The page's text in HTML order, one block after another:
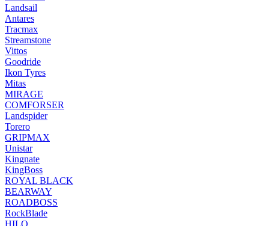
Landsail
Antares
Tracmax
Streamstone
Vittos
Goodride
Ikon Tyres
Mitas
MIRAGE
COMFORSER
Landspider
Torero
GRIPMAX
Unistar
Kingnate
KingBoss
ROYAL BLACK
BEARWAY
ROADBOSS
RockBlade
HILO